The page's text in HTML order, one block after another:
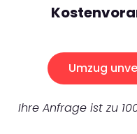
Umzug
Ihre Anfrage ist zu